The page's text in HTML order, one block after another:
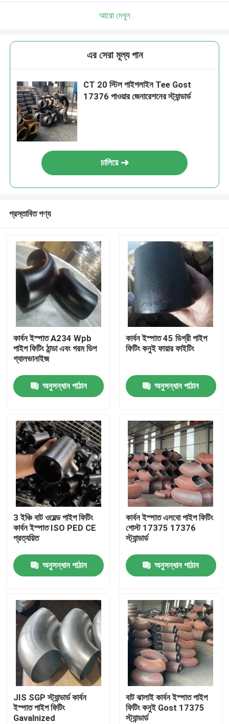
বাড়ি
পণ্য
আমাদের সম্পর্কে
কারখানা ভ্রমণ
মান নিয়ন্ত্রণ
উদ্ধৃতির জন্য আবেদন
ইস্পাত পাইপ ফ্ল্যাঞ্জ
DIN পাইপ ফ্ল্যাঞ্জ
ANSI পাইপ ফ্ল্যাঞ্জ
আরো দেখুন
এর সেরা মূল্য পান
CT 20 স্টিল পাইপলাইন Tee Gost
17376 পাওয়ার জেনারেশনের স্ট্যান্ডার্ড
চালিয়ে
প্রস্তাবিত পণ্য
কার্বন ইস্পাত A234 Wpb
পাইপ ফিটিং ঠান্ডা এবং গরম ডিপ
গ্যালভানাইজ
অনুসন্ধান পাঠান
কার্বন ইস্পাত 45 ডিগ্রী পাইপ
ফিটিং কনুই ফায়ার ফাইটিং
অনুসন্ধান পাঠান
3 ইঞ্চি বাট ওয়েল্ড পাইপ ফিটিং
কার্বন ইস্পাত ISO PED CE
প্রত্যয়িত
অনুসন্ধান পাঠান
কার্বন ইস্পাত এলবো পাইপ ফিটিং
গোস্ট 17375 17376
স্ট্যান্ডার্ড
অনুসন্ধান পাঠান
JIS SGP স্ট্যান্ডার্ড কার্বন
ইস্পাত পাইপ ফিটিং
Gavalnized
বাট ঝালাই কার্বন ইস্পাত পাইপ
ফিটিং কনুই Gost 17375
স্ট্যান্ডার্ড